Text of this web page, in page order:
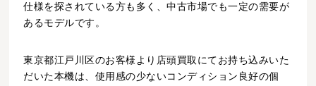
仕様を探されている方も多く、中古市場でも一定の需要が
あるモデルです。
東京都江戸川区のお客様より店頭買取にてお持ち込みいた
だいた本機は、使用感の少ないコンディション良好の個